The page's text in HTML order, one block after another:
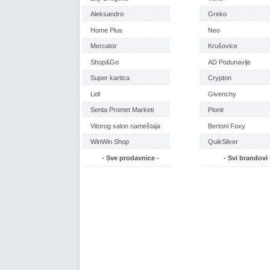
Aleksandro
Home Plus
Mercator
Shop&Go
Super kartica
Lidl
Senta Promet Marketi
Vitorog salon nameštaja
WinWin Shop
- Sve prodavnice -
Greko
Neo
Krušovice
AD Podunavlje
Crypton
Givenchy
Pionir
Bertoni Foxy
QuikSilver
- Svi brandovi